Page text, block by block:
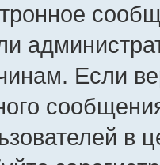
Если
в